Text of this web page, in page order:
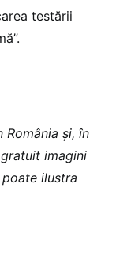
testării
România şi, în
imagini
ilustra